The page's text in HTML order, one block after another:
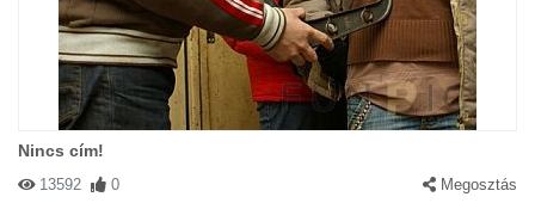
Nincs cím!
13592 0 Megosztás